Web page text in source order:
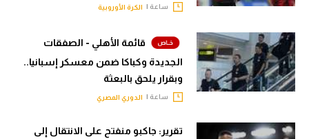
ساعة | الكرة الأوروبية
قائمة الأهلي - الصفقات
الجديدة وكباكا ضمن معسكر إسبانيا..
وبقرار يلحق بالبعثة
ساعة | الدوري المصري
تقرير: جاكبو منفتح على الانتقال إلى